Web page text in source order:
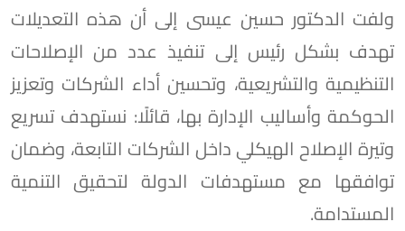
ولفت الدكتور حسين عيسى إلى أن هذه التعديلات
تهدف بشكل رئيس إلى تنفيذ عدد من الإصلاحات
التنظيمية والتشريعية، وتحسين أداء الشركات وتعزيز
الحوكمة وأساليب الإدارة بها، قائلًا: نستهدف تسريع
وتيرة الإصلاح الهيكلي داخل الشركات التابعة، وضمان
توافقها مع مستهدفات الدولة لتحقيق التنمية
المستدامة.